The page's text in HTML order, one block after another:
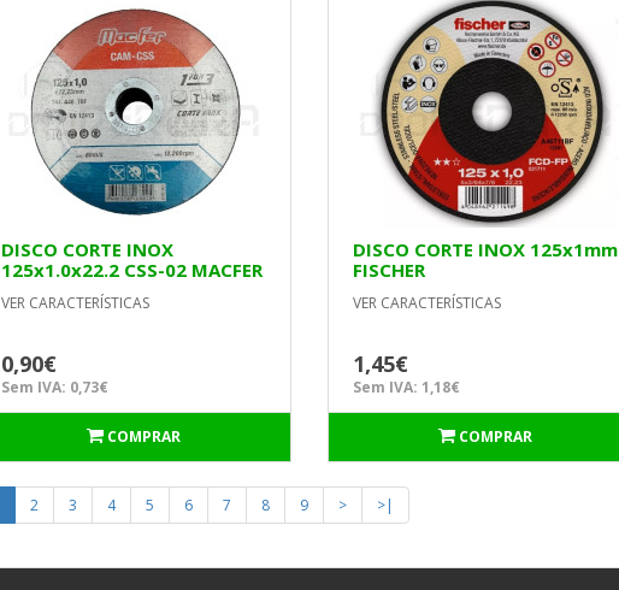
DISCO CORTE INOX
125x1.0x22.2 CSS-02 MACFER
VER CARACTERÍSTICAS
0,90€
Sem IVA: 0,73€
COMPRAR
DISCO CORTE INOX 125x1mm
FISCHER
VER CARACTERÍSTICAS
1,45€
Sem IVA: 1,18€
COMPRAR
2 3 4 5 6 7 8 9 > >|